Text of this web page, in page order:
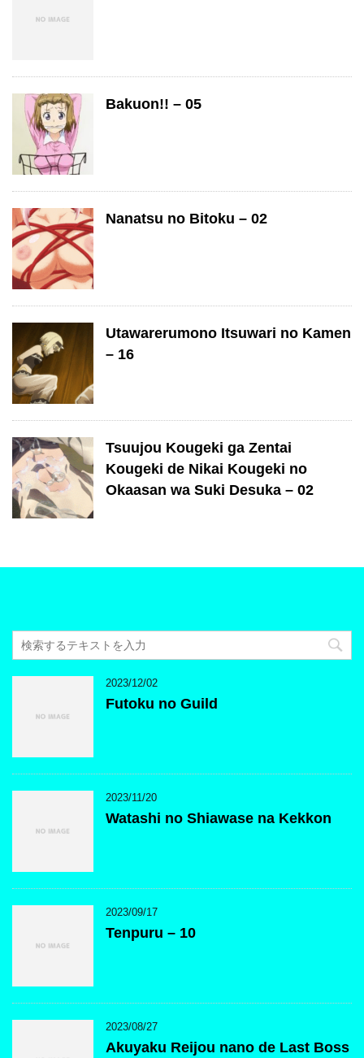
Bakuon!! – 05
Nanatsu no Bitoku – 02
Utawarerumono Itsuwari no Kamen
– 16
Tsuujou Kougeki ga Zentai
Kougeki de Nikai Kougeki no
Okaasan wa Suki Desuka – 02
2023/12/02
Futoku no Guild
2023/11/20
Watashi no Shiawase na Kekkon
2023/09/17
Tenpuru – 10
2023/08/27
Akuyaku Reijou nano de Last Boss